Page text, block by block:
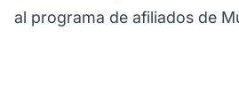
al programa de afiliados de